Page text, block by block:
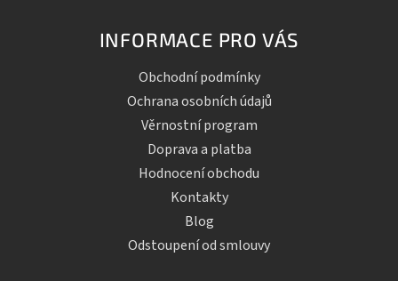
INFORMACE PRO VÁS
Obchodní podmínky
Ochrana osobních údajů
Věrnostní program
Doprava a platba
Hodnocení obchodu
Kontakty
Blog
Odstoupení od smlouvy